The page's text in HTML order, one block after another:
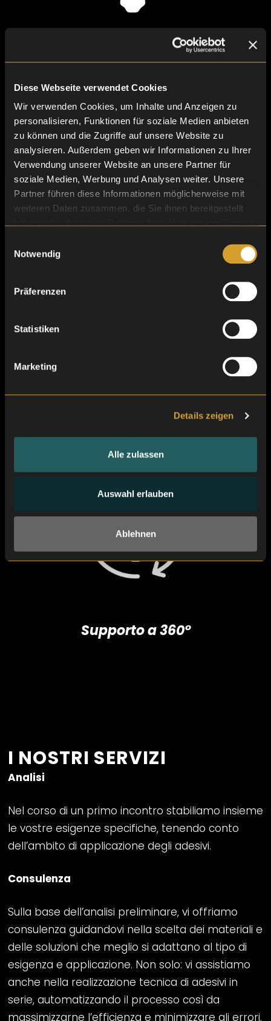
Diese Webseite verwendet Cookies
Wir verwenden Cookies, um Inhalte und Anzeigen zu
personalisieren, Funktionen für soziale Medien anbieten
zu können und die Zugriffe auf unsere Website zu
analysieren. Außerdem geben wir Informationen zu Ihrer
Verwendung unserer Website an unsere Partner für
soziale Medien, Werbung und Analysen weiter. Unsere
Partner führen diese Informationen möglicherweise mit
weiteren Daten zusammen, die Sie ihnen bereitgestellt
Notwendig
Präferenzen
Statistiken
Marketing
Details zeigen
Alle zulassen
Auswahl erlauben
Ablehnen
Soluzioni su misura
Organizzazione efficiente
Fino a 1 milione di adesivi al giorno
Supporto a 360°
I NOSTRI SERVIZI
Analisi
Nel corso di un primo incontro stabiliamo insieme
le vostre esigenze specifiche, tenendo conto
dell’ambito di applicazione degli adesivi.
Consulenza
Sulla base dell’analisi preliminare, vi offriamo
consulenza guidandovi nella scelta dei materiali e
delle soluzioni che meglio si adattano al tipo di
esigenza e applicazione. Non solo: vi assistiamo
anche nella realizzazione tecnica di adesivi in
serie, automatizzando il processo così da
massimizzarne l’efficienza e minimizzare gli errori.